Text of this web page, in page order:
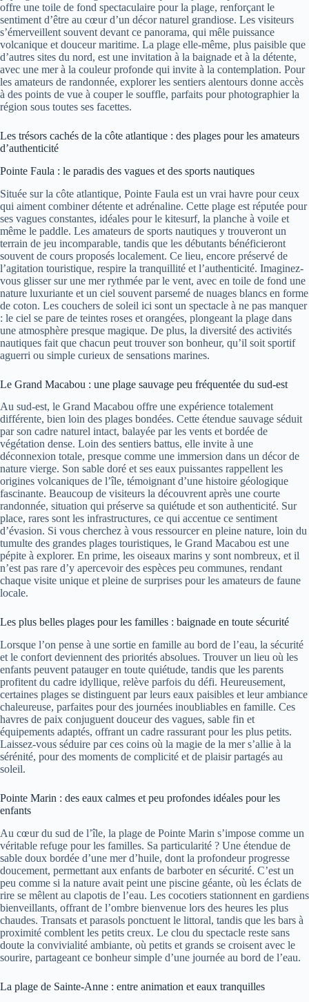
offre une toile de fond spectaculaire pour la plage, renforçant le
sentiment d’être au cœur d’un décor naturel grandiose. Les visiteurs
s’émerveillent souvent devant ce panorama, qui mêle puissance
volcanique et douceur maritime. La plage elle-même, plus paisible que
d’autres sites du nord, est une invitation à la baignade et à la détente,
avec une mer à la couleur profonde qui invite à la contemplation. Pour
les amateurs de randonnée, explorer les sentiers alentours donne accès
à des points de vue à couper le souffle, parfaits pour photographier la
région sous toutes ses facettes.
Les trésors cachés de la côte atlantique : des plages pour les amateurs
d’authenticité
Pointe Faula : le paradis des vagues et des sports nautiques
Située sur la côte atlantique, Pointe Faula est un vrai havre pour ceux
qui aiment combiner détente et adrénaline. Cette plage est réputée pour
ses vagues constantes, idéales pour le kitesurf, la planche à voile et
même le paddle. Les amateurs de sports nautiques y trouveront un
terrain de jeu incomparable, tandis que les débutants bénéficieront
souvent de cours proposés localement. Ce lieu, encore préservé de
l’agitation touristique, respire la tranquillité et l’authenticité. Imaginez-
vous glisser sur une mer rythmée par le vent, avec en toile de fond une
nature luxuriante et un ciel souvent parsemé de nuages blancs en forme
de coton. Les couchers de soleil ici sont un spectacle à ne pas manquer
: le ciel se pare de teintes roses et orangées, plongeant la plage dans
une atmosphère presque magique. De plus, la diversité des activités
nautiques fait que chacun peut trouver son bonheur, qu’il soit sportif
aguerri ou simple curieux de sensations marines.
Le Grand Macabou : une plage sauvage peu fréquentée du sud-est
Au sud-est, le Grand Macabou offre une expérience totalement
différente, bien loin des plages bondées. Cette étendue sauvage séduit
par son cadre naturel intact, balayée par les vents et bordée de
végétation dense. Loin des sentiers battus, elle invite à une
déconnexion totale, presque comme une immersion dans un décor de
nature vierge. Son sable doré et ses eaux puissantes rappellent les
origines volcaniques de l’île, témoignant d’une histoire géologique
fascinante. Beaucoup de visiteurs la découvrent après une courte
randonnée, situation qui préserve sa quiétude et son authenticité. Sur
place, rares sont les infrastructures, ce qui accentue ce sentiment
d’évasion. Si vous cherchez à vous ressourcer en pleine nature, loin du
tumulte des grandes plages touristiques, le Grand Macabou est une
pépite à explorer. En prime, les oiseaux marins y sont nombreux, et il
n’est pas rare d’y apercevoir des espèces peu communes, rendant
chaque visite unique et pleine de surprises pour les amateurs de faune
locale.
Les plus belles plages pour les familles : baignade en toute sécurité
Lorsque l’on pense à une sortie en famille au bord de l’eau, la sécurité
et le confort deviennent des priorités absolues. Trouver un lieu où les
enfants peuvent patauger en toute quiétude, tandis que les parents
profitent du cadre idyllique, relève parfois du défi. Heureusement,
certaines plages se distinguent par leurs eaux paisibles et leur ambiance
chaleureuse, parfaites pour des journées inoubliables en famille. Ces
havres de paix conjuguent douceur des vagues, sable fin et
équipements adaptés, offrant un cadre rassurant pour les plus petits.
Laissez-vous séduire par ces coins où la magie de la mer s’allie à la
sérénité, pour des moments de complicité et de plaisir partagés au
soleil.
Pointe Marin : des eaux calmes et peu profondes idéales pour les
enfants
Au cœur du sud de l’île, la plage de Pointe Marin s’impose comme un
véritable refuge pour les familles. Sa particularité ? Une étendue de
sable doux bordée d’une mer d’huile, dont la profondeur progresse
doucement, permettant aux enfants de barboter en sécurité. C’est un
peu comme si la nature avait peint une piscine géante, où les éclats de
rire se mêlent au clapotis de l’eau. Les cocotiers stationnent en gardiens
bienveillants, offrant de l’ombre bienvenue lors des heures les plus
chaudes. Transats et parasols ponctuent le littoral, tandis que les bars à
proximité comblent les petits creux. Le clou du spectacle reste sans
doute la convivialité ambiante, où petits et grands se croisent avec le
sourire, partageant ce bonheur simple d’une journée au bord de l’eau.
La plage de Sainte-Anne : entre animation et eaux tranquilles